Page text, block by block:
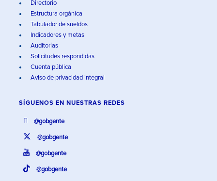
Directorio
Estructura orgánica
Tabulador de sueldos
Indicadores y metas
Auditorías
Solicitudes respondidas
Cuenta pública
Aviso de privacidad integral
SÍGUENOS EN NUESTRAS REDES
@gobgente
@gobgente
@gobgente
@gobgente